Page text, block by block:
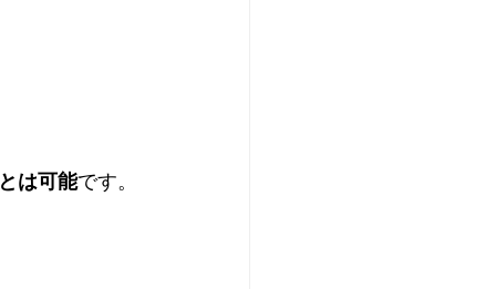
は可能です。